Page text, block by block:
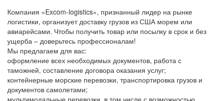
Компания «Excom-logistics», признанный лидер на рынке
логистики, организует доставку грузов из США морем или
авиарейсами. Чтобы получить товар или посылку в срок и без
ущерба – доверьтесь профессионалам!
Мы предлагаем для вас:
оформление всех необходимых документов, работа с
таможней, составление договора оказания услуг;
контейнерные морские перевозки, транспортировка грузов и
документов самолетами;
мультимодальные перевозки, в том числе с возможностью